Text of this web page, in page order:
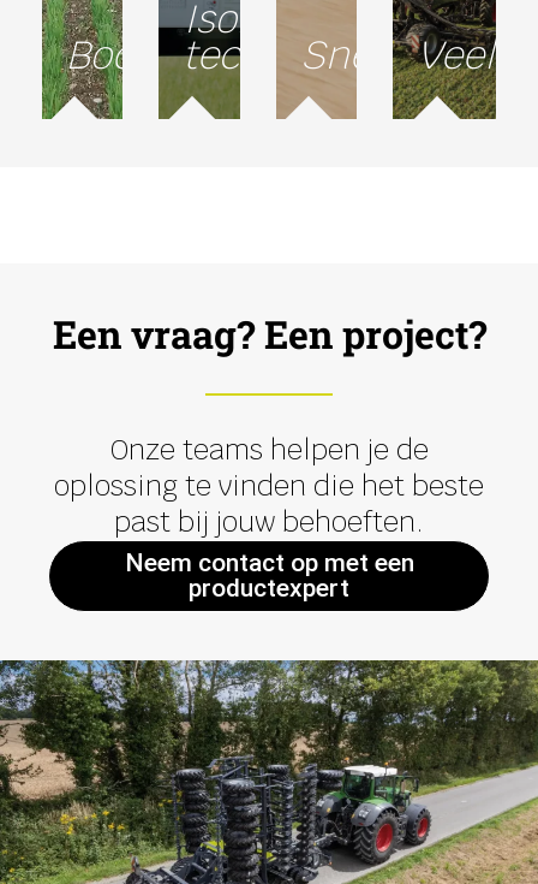
Bodembescherming
Isobus-
technologie
Snelheid
Een vraag? Een project?
Onze teams helpen je de
oplossing te vinden die het beste
past bij jouw behoeften.
Neem contact op met een
productexpert